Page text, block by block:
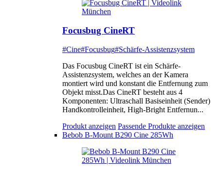
Focusbug CineRT
#Cine#Focusbug#Schärfe-Assistenzsystem
Das Focusbug CineRT ist ein Schärfe-
Assistenzsystem, welches an der Kamera
montiert wird und konstant die Entfernung zum
Objekt misst.Das CineRT besteht aus 4
Komponenten: Ultraschall Basiseinheit (Sender)
Handkontrolleinheit, High-Bright Entfernun...
Produkt anzeigen Passende Produkte anzeigen
Bebob B-Mount B290 Cine 285Wh